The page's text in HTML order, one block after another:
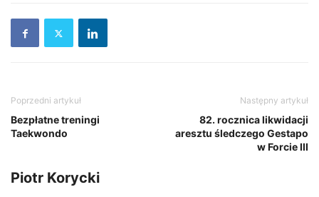
Poprzedni artykuł
Bezpłatne treningi
Taekwondo
Następny artykuł
82. rocznica likwidacji
aresztu śledczego Gestapo
w Forcie III
Piotr Korycki